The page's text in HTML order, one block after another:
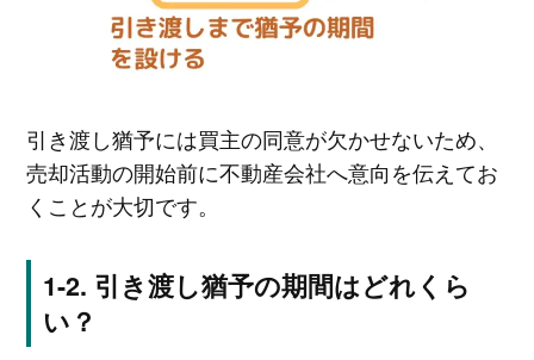
引き渡し猶予には買主の同意が欠かせないため、
売却活動の開始前に不動産会社へ意向を伝えてお
くことが大切です。
引き渡し猶予の期間はどれくら
い？